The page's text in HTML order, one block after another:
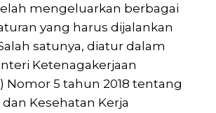
mengeluarkan berbagai
yang harus dijalankan
satunya, diatur dalam
Ketenagakerjaan
Nomor 5 tahun 2018 tentang
Kesehatan Kerja